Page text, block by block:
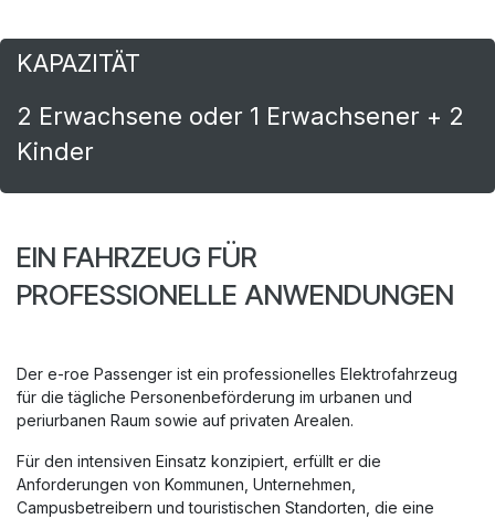
KAPAZITÄT
2 Erwachsene oder 1 Erwachsener + 2
Kinder
EIN FAHRZEUG FÜR
PROFESSIONELLE ANWENDUNGEN
Der e-roe Passenger ist ein professionelles Elektrofahrzeug
für die tägliche Personenbeförderung im urbanen und
periurbanen Raum sowie auf privaten Arealen.
Für den intensiven Einsatz konzipiert, erfüllt er die
Anforderungen von Kommunen, Unternehmen,
Campusbetreibern und touristischen Standorten, die eine